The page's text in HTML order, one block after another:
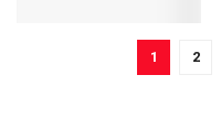
1 2